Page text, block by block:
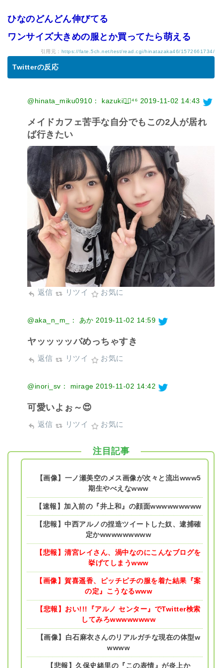
ひなのどんどん伸びてる
ワンサイズ大きめの服とか買ってたら萌える
引用元： https://fate.5ch.net/test/read.cgi/hinatazaka46/1572661734/
Twitterの反応
@hinata_miku0910： kazuki◢͟￨⁴⁶ 2019-11-02 14:43
メイドカフェ苦手な自分でもこの2人が居れ
ば行きたい
返信 リツイ お気に
@aka_n_m_： あか 2019-11-02 14:59
ヤッッッッバめっちゃすき
返信 リツイ お気に
@inori_sv： mirage 2019-11-02 14:42
可愛いよぉ～😍
返信 リツイ お気に
注目記事
【画像】一ノ瀬美空のメス画像が次々と流出www5
期生やべえなwww
【速報】加入前の『井上和』の顔面wwwwwwwww
【悲報】中西アルノの捏造ツイートした奴、逮捕確
定かwwwwwwwww
【悲報】清宮レイさん、渦中なのにこんなブログを
挙げてしまうwww
【画像】賀喜遥香、ピッチピチの服を着た結果『案
の定』こうなるwww
【悲報】おい!!!『アルノ センター』でTwitter検索
してみろwwwwwwww
【画像】白石麻衣さんのリアルガチな現在の体型w
wwww
【悲報】久保史緒里の『この表情』が炎上か